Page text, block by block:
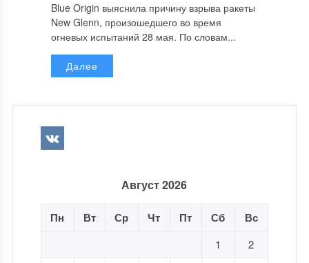
Blue Origin выяснила причину взрыва ракеты
New Glenn, произошедшего во время
огневых испытаний 28 мая. По словам...
Далее
Август 2026
Пн Вт Ср Чт Пт Сб Вс
1
2